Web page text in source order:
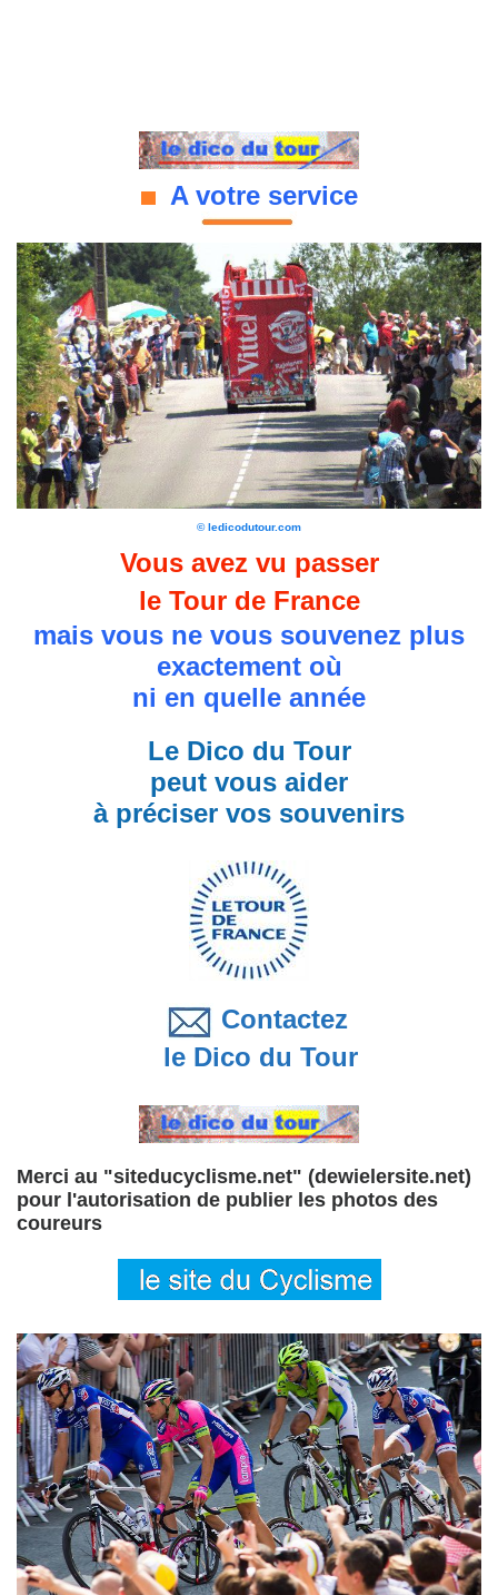
A votre service
© ledicodutour.com
Vous avez vu passer
le Tour de France
mais vous ne vous souvenez plus
exactement où
ni en quelle année
Le Dico du Tour
peut vous aider
à préciser vos souvenirs
Contactez
le Dico du Tour
Merci au "siteducyclisme.net" (dewielersite.net)
pour l'autorisation de publier les photos des
coureurs